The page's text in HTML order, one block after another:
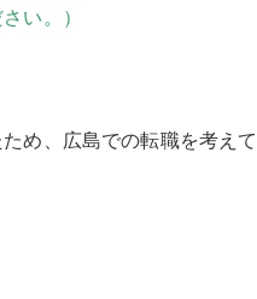
い。）
め、広島での転職を考えて